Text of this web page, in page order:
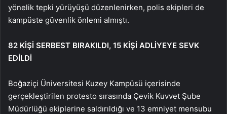
yönelik tepki yürüyüşü düzenlenirken, polis ekipleri de
kampüste güvenlik önlemi almıştı.
82 KİŞİ SERBEST BIRAKILDI, 15 KİŞİ ADLİYEYE SEVK
EDİLDİ
Boğaziçi Üniversitesi Kuzey Kampüsü içerisinde
gerçekleştirilen protesto sırasında Çevik Kuvvet Şube
Müdürlüğü ekiplerine saldırıldığı ve 13 emniyet mensubu